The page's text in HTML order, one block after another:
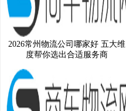
2026常州物流公司哪家好 五大维
度帮你选出合适服务商